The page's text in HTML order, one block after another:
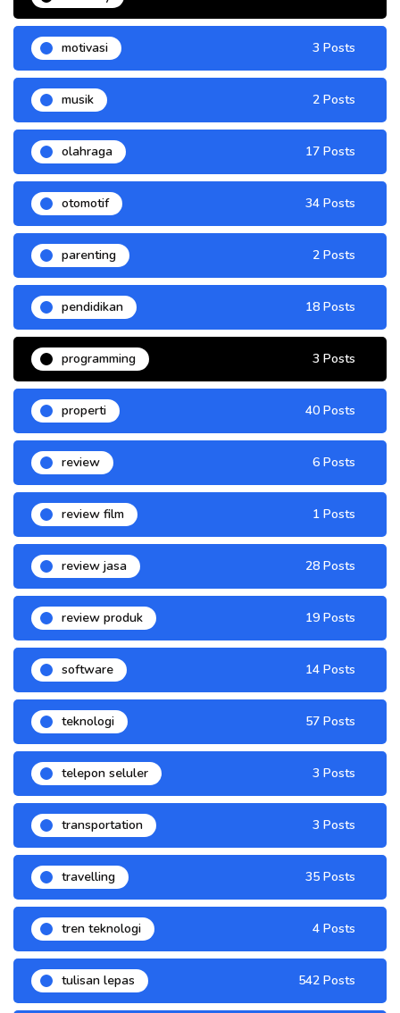
motivasi 3 Posts
musik 2 Posts
olahraga 17 Posts
otomotif 34 Posts
parenting 2 Posts
pendidikan 18 Posts
programming 3 Posts
properti 40 Posts
review 6 Posts
review film 1 Posts
review jasa 28 Posts
review produk 19 Posts
software 14 Posts
teknologi 57 Posts
telepon seluler 3 Posts
transportation 3 Posts
travelling 35 Posts
tren teknologi 4 Posts
tulisan lepas 542 Posts